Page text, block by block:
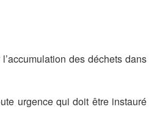
des déchets dans
urgence qui doit être instauré